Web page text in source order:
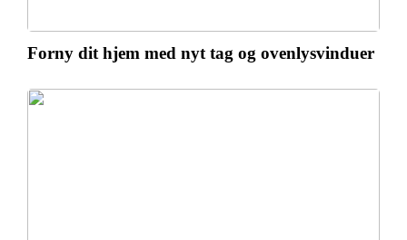
Forny dit hjem med nyt tag og ovenlysvinduer